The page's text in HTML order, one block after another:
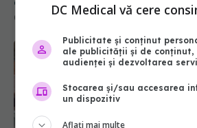
DC Medical vă cere
Publicitate și conținut
ale publicității și de conținut,
audienței și dezvoltarea
Stocarea și/sau accesarea
un dispozitiv
Aflați mai multe